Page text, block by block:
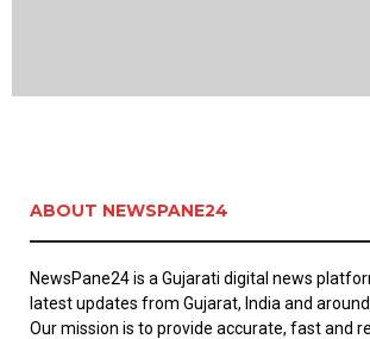
ABOUT NEWSPANE24
NewsPane24 is a Gujarati digital news
latest updates from Gujarat, India and around
Our mission is to provide accurate, fast and